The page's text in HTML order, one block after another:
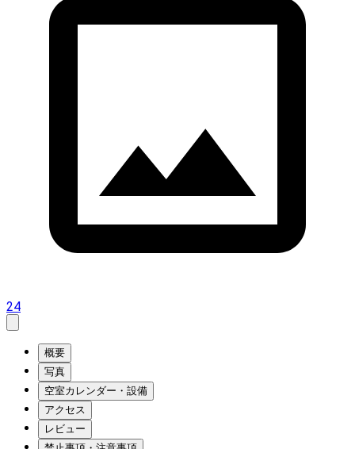
24
概要
写真
空室カレンダー・設備
アクセス
レビュー